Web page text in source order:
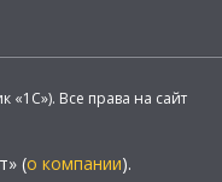
Все права на сайт
(о компании).